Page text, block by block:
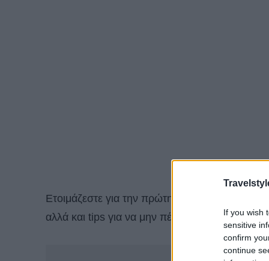
If you wish
sensitive
confirm
continue
Ετοιμάζεστε για την πρώτη σας
αλλά και tips για να μην πέσετε σε παγίδες!
-